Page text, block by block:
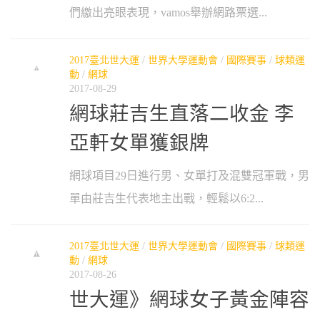
們繳出亮眼表現，vamos舉辦網路票選...
2017臺北世大運 / 世界大學運動會 / 國際賽事 / 球類運
動 / 網球
2017-08-29
網球莊吉生直落二收金 李
亞軒女單獲銀牌
網球項目29日進行男、女單打及混雙冠軍戰，男
單由莊吉生代表地主出戰，輕鬆以6:2...
2017臺北世大運 / 世界大學運動會 / 國際賽事 / 球類運
動 / 網球
2017-08-26
世大運》網球女子黃金陣容